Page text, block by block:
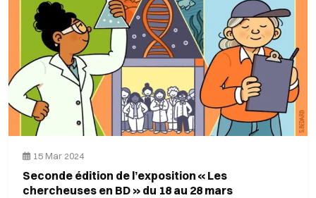
15 Mar 2024
Seconde édition de l’exposition « Les
chercheuses en BD » du 18 au 28 mars